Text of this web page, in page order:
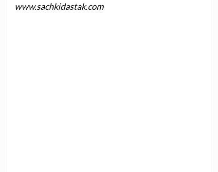
www.sachkidastak.com